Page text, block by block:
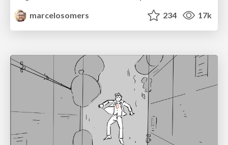
marcelosomers
234 17k